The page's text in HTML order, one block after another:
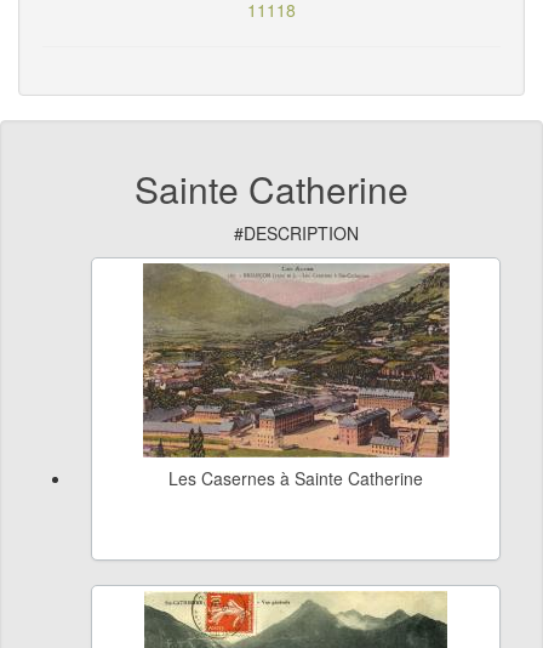
11118
Sainte Catherine
#DESCRIPTION
Les Casernes à Sainte Catherine